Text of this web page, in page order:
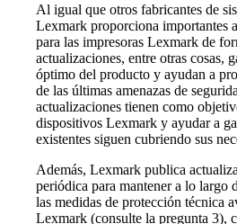
Al igual que otros fabricantes de
Lexmark proporciona importantes
para las impresoras Lexmark de
actualizaciones, entre otras cosas,
óptimo del producto y ayudan a
de las últimas amenazas de
actualizaciones tienen como
dispositivos Lexmark y ayudar a
existentes siguen cubriendo sus
Además, Lexmark publica
periódica para mantener a lo largo
las medidas de protección técnica
Lexmark (consulte la pregunta 3),